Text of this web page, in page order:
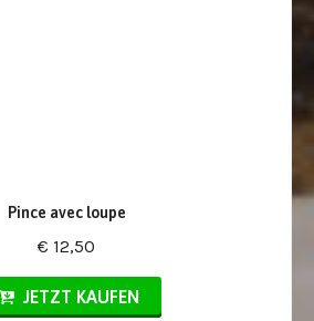
Pince avec loupe
€ 12,50
JETZT KAUFEN